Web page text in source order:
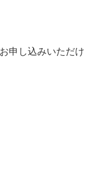
申し込みいただけ